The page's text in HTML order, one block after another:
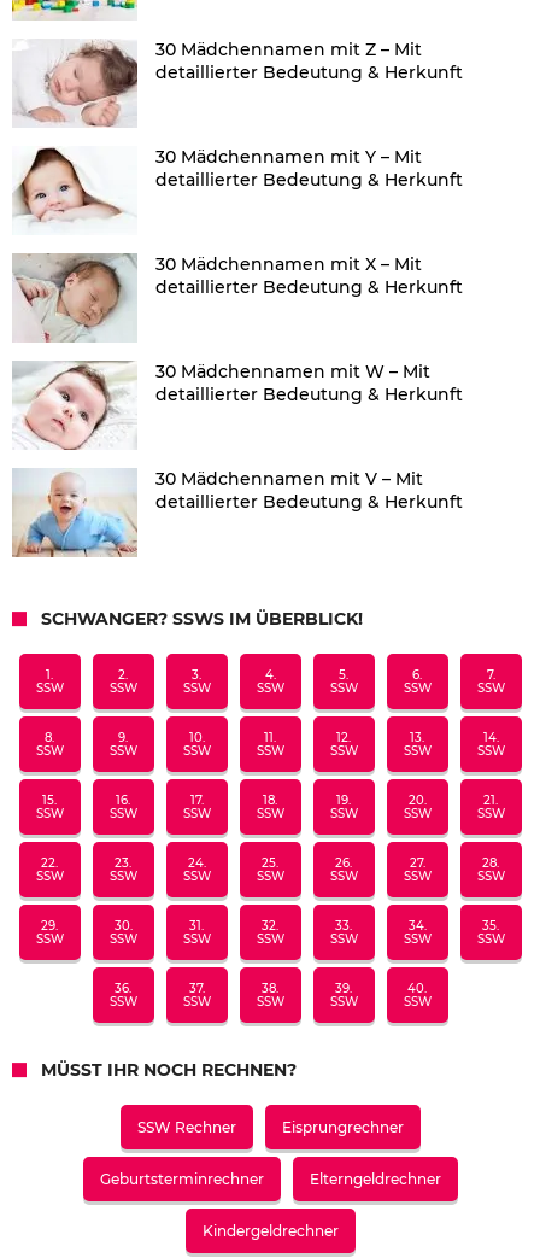
30 Mädchennamen mit Z – Mit
detaillierter Bedeutung & Herkunft
30 Mädchennamen mit Y – Mit
detaillierter Bedeutung & Herkunft
30 Mädchennamen mit X – Mit
detaillierter Bedeutung & Herkunft
30 Mädchennamen mit W – Mit
detaillierter Bedeutung & Herkunft
30 Mädchennamen mit V – Mit
detaillierter Bedeutung & Herkunft
SCHWANGER? SSWS IM ÜBERBLICK!
1.
SSW
2.
SSW
3.
SSW
4.
SSW
5.
SSW
6.
SSW
7.
SSW
8.
SSW
9.
SSW
10.
SSW
11.
SSW
12.
SSW
13.
SSW
14.
SSW
15.
SSW
16.
SSW
17.
SSW
18.
SSW
19.
SSW
20.
SSW
21.
SSW
22.
SSW
23.
SSW
24.
SSW
25.
SSW
26.
SSW
27.
SSW
28.
SSW
29.
SSW
30.
SSW
31.
SSW
32.
SSW
33.
SSW
34.
SSW
35.
SSW
36.
SSW
37.
SSW
38.
SSW
39.
SSW
40.
SSW
MÜSST IHR NOCH RECHNEN?
SSW Rechner Eisprungrechner
Geburtsterminrechner Elterngeldrechner
Kindergeldrechner